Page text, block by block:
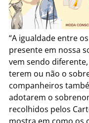
“A igualdade entre
presente em nossa
vem sendo
terem ou não o
companheiros
adotarem o
recolhidos pelos